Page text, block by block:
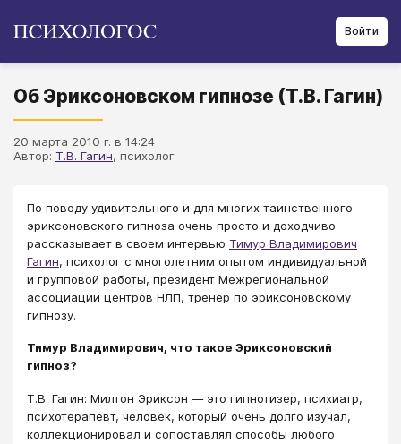
Войти
Об Эриксоновском гипнозе (Т.В. Гагин)
20 марта 2010 г. в 14:24
Автор: Т.В. Гагин, психолог
По поводу удивительного и для многих таинственного
эриксоновского гипноза очень просто и доходчиво
рассказывает в своем интервью Тимур Владимирович
Гагин, психолог с многолетним опытом индивидуальной
и групповой работы, президент Межрегиональной
ассоциации центров НЛП, тренер по эриксоновскому
гипнозу.
Тимур Владимирович, что такое Эриксоновский
гипноз?
Т.В. Гагин: Милтон Эриксон ― это гипнотизер, психиатр,
психотерапевт, человек, который очень долго изучал,
коллекционировал и сопоставлял способы любого